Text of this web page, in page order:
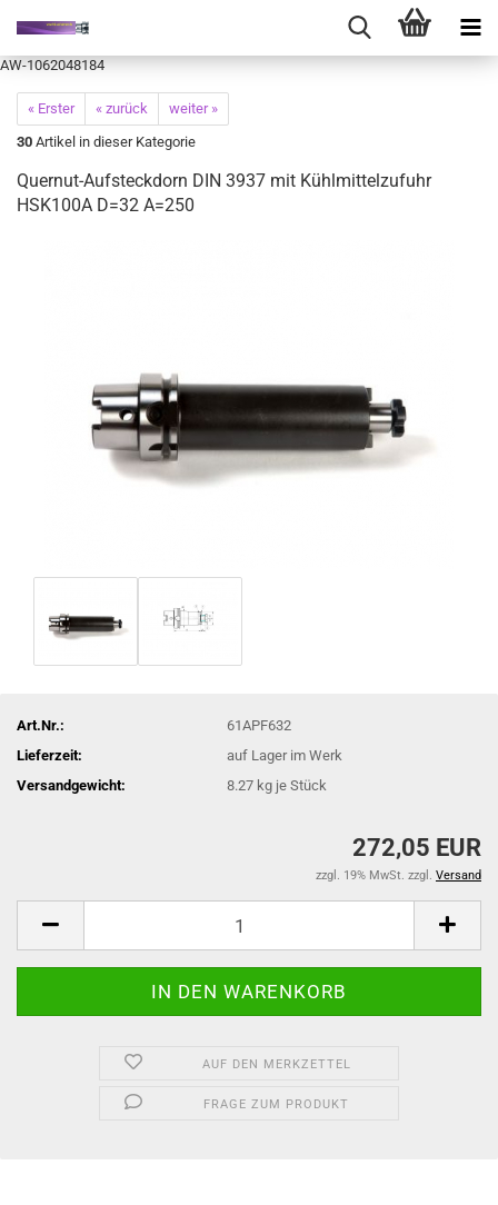
AW-1062048184
« Erster « zurück
weiter »
30 Artikel in dieser Kategorie
Quernut-Aufsteckdorn DIN 3937 mit Kühlmittelzufuhr
HSK100A D=32 A=250
Art.Nr.:
61APF632
Lieferzeit:
auf Lager im Werk
Versandgewicht:
8.27 kg je Stück
272,05 EUR
zzgl. 19% MwSt. zzgl. Versand
AUF DEN MERKZETTEL
FRAGE ZUM PRODUKT